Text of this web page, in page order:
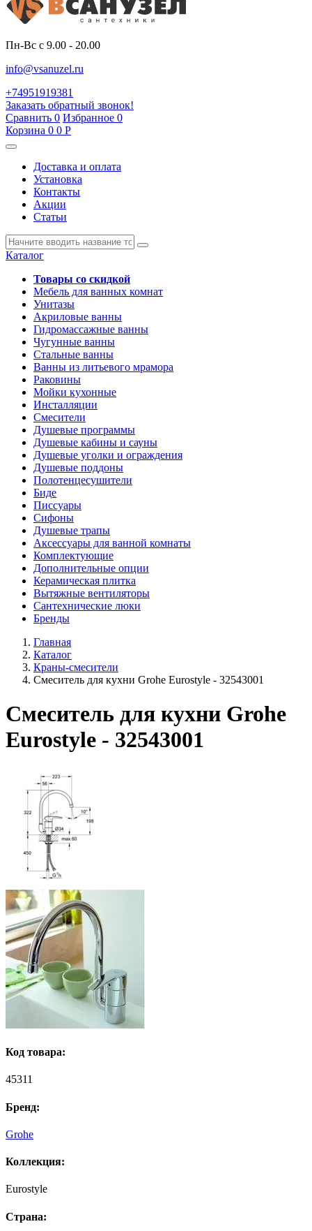
Пн-Вс с 9.00 - 20.00
info@vsanuzel.ru
+74951919381
Заказать обратный звонок!
Сравнить 0 Избранное 0
Корзина 0 0 Р
Доставка и оплата
Установка
Контакты
Акции
Статьи
Каталог
Товары со скидкой
Мебель для ванных комнат
Унитазы
Акриловые ванны
Гидромассажные ванны
Чугунные ванны
Стальные ванны
Ванны из литьевого мрамора
Раковины
Мойки кухонные
Инсталляции
Смесители
Душевые программы
Душевые кабины и сауны
Душевые уголки и ограждения
Душевые поддоны
Полотенцесушители
Биде
Писсуары
Сифоны
Душевые трапы
Аксессуары для ванной комнаты
Комплектующие
Дополнительные опции
Керамическая плитка
Вытяжные вентиляторы
Сантехнические люки
Бренды
Главная
Каталог
Краны-смесители
Смеситель для кухни Grohe Eurostyle - 32543001
Смеситель для кухни Grohe
Eurostyle - 32543001
Код товара:
45311
Бренд:
Grohe
Коллекция:
Eurostyle
Страна: